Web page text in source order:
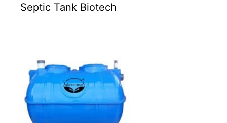
Septic Tank Biotech